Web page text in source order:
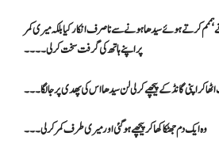
ہممم کرتے ہوئے سیدھا ہونے سے نا صرف انکار کیا بلکہ میری کمر
پر اپنے ہاتھ کی گرفت سخت کر لی۔۔۔۔
کر اپنی گانڈ کے پیچھے کر لی لن سیدھا اس کی پھدی پر جا لگا۔۔۔
وہ ایک دم جھٹکا کھا کر پیچھے ہو گئی اور میری طرف کمر کر لی ۔۔۔